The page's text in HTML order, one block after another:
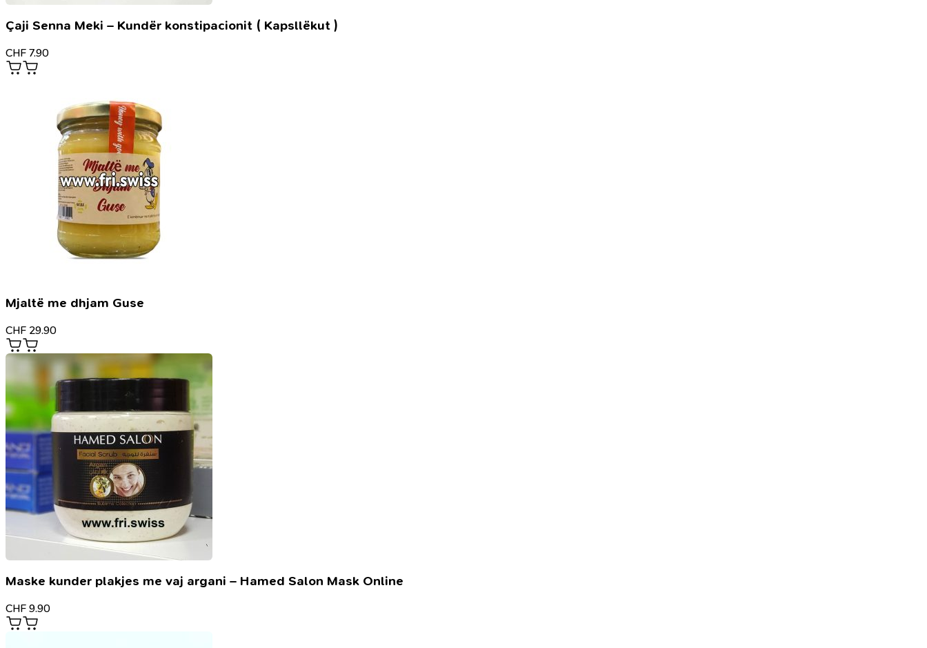
Çaji Senna Meki – Kundër konstipacionit ( Kapsllëkut )
CHF 7.90
Mjaltë me dhjam Guse
CHF 29.90
Maske kunder plakjes me vaj argani – Hamed Salon Mask Online
CHF 9.90